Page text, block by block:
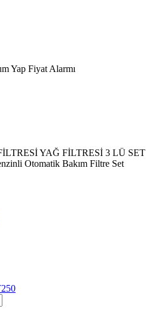
Yap Fiyat Alarmı
YAĞ FİLTRESİ 3 LÜ SET
Otomatik Bakım Filtre Set